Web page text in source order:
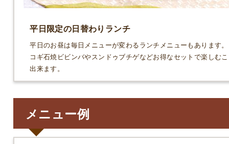
平日限定の日替わりランチ
平日のお昼は毎日メニューが変わるランチメニューもあります
コギ石焼ビビンバやスンドゥブチゲなどお得なセットで楽しむ
出来ます。
メニュー例